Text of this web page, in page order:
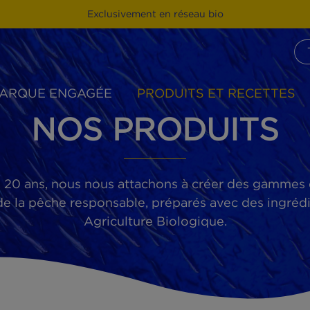
Exclusivement en réseau bio
MARQUE ENGAGÉE PRODUITS ET
NOS
de 20 ans, nous nous attachons à créer
de la pêche responsable, préparés avec
Agriculture Biologique.